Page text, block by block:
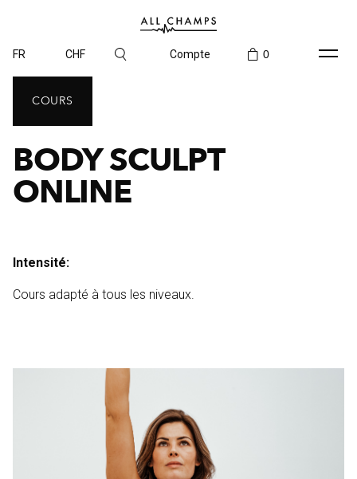
FR CHF Compte 0
COURS
BODY SCULPT
ONLINE
Intensité:
Cours adapté à tous les niveaux.